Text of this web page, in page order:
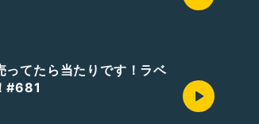
ってたら当たりです！ラベ
#681